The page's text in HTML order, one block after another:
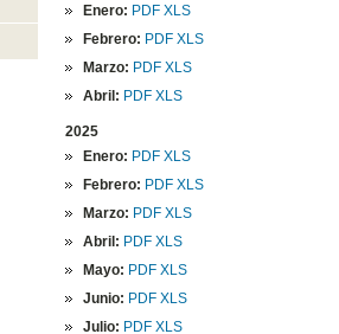
Enero: PDF XLS
Febrero: PDF XLS
Marzo: PDF XLS
Abril: PDF XLS
2025
Enero: PDF XLS
Febrero: PDF XLS
Marzo: PDF XLS
Abril: PDF XLS
Mayo: PDF XLS
Junio: PDF XLS
Julio: PDF XLS